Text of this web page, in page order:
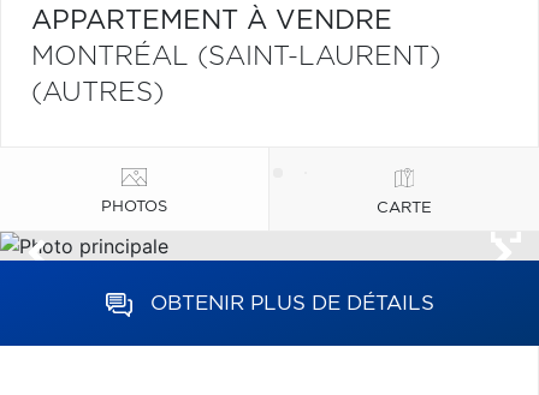
APPARTEMENT À VENDRE
MONTRÉAL (SAINT-LAURENT)
(AUTRES)
PHOTOS CARTE
OBTENIR PLUS DE DÉTAILS